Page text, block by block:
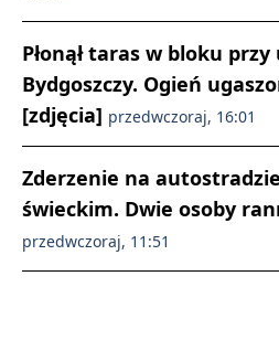
Płonął taras w bloku
Bydgoszczy. Ogień
[zdjęcia] przedwczoraj, 16:01
Zderzenie na
świeckim. Dwie osoby
przedwczoraj, 11:51